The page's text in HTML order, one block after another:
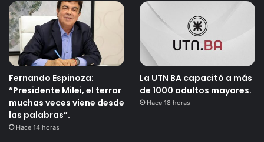
Fernando Espinoza:
“Presidente Milei, el terror
muchas veces viene desde
las palabras”.
Hace 14 horas
La UTN BA capacitó a más
de 1000 adultos mayores.
Hace 18 horas